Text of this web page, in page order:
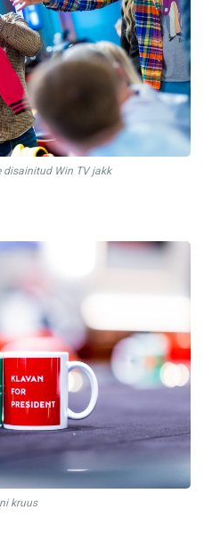
disainitud Win TV jakk
kruus